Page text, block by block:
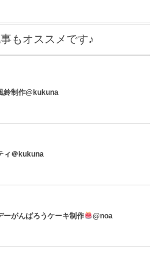
もオススメです♪
鈴制作@kukuna
ィ＠kukuna
ーがんばろうケーキ制作 @noa